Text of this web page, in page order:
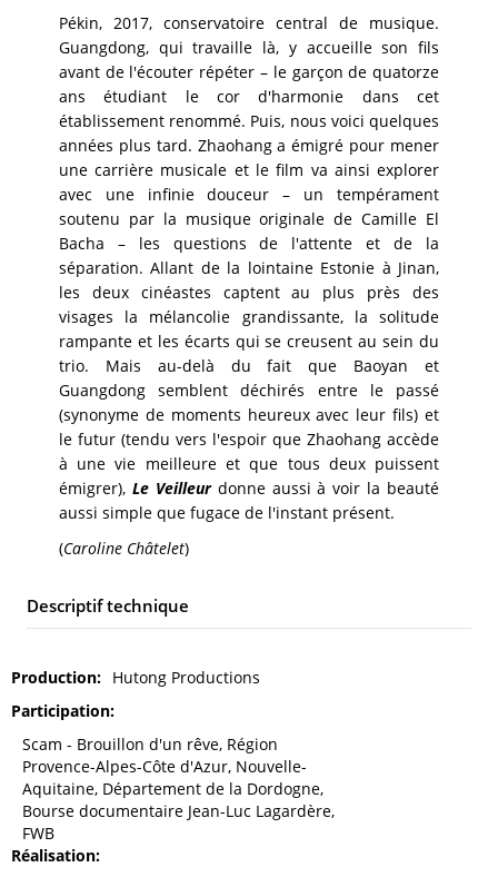
Pékin, 2017, conservatoire central de musique.
Guangdong, qui travaille là, y accueille son fils
avant de l'écouter répéter – le garçon de quatorze
ans étudiant le cor d'harmonie dans cet
établissement renommé. Puis, nous voici quelques
années plus tard. Zhaohang a émigré pour mener
une carrière musicale et le film va ainsi explorer
avec une infinie douceur – un tempérament
soutenu par la musique originale de Camille El
Bacha – les questions de l'attente et de la
séparation. Allant de la lointaine Estonie à Jinan,
les deux cinéastes captent au plus près des
visages la mélancolie grandissante, la solitude
rampante et les écarts qui se creusent au sein du
trio. Mais au-delà du fait que Baoyan et
Guangdong semblent déchirés entre le passé
(synonyme de moments heureux avec leur fils) et
le futur (tendu vers l'espoir que Zhaohang accède
à une vie meilleure et que tous deux puissent
émigrer), Le Veilleurdonne aussi à voir la beauté
aussi simple que fugace de l'instant présent.
(Caroline Châtelet)
Descriptif technique
Production
Hutong Productions
Participation
Scam - Brouillon d'un rêve, Région
Provence-Alpes-Côte d'Azur, Nouvelle-
Aquitaine, Département de la Dordogne,
Bourse documentaire Jean-Luc Lagardère,
FWB
Réalisation